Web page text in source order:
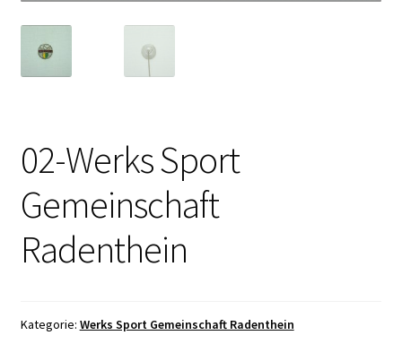
02-Werks Sport
Gemeinschaft
Radenthein
Kategorie: Werks Sport Gemeinschaft Radenthein